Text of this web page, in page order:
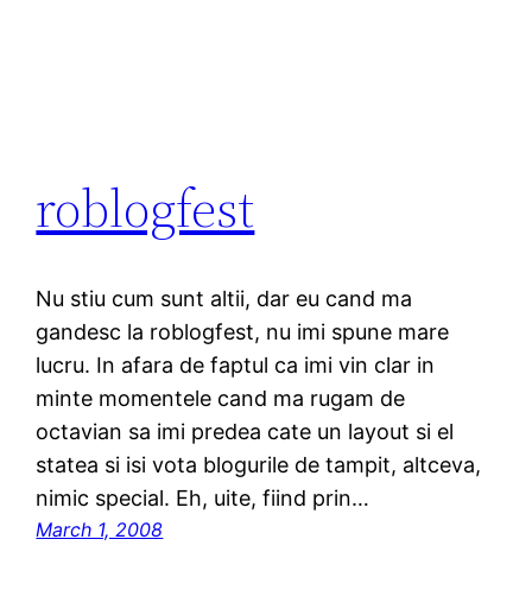
roblogfest
Nu stiu cum sunt altii, dar eu cand ma
gandesc la roblogfest, nu imi spune mare
lucru. In afara de faptul ca imi vin clar in
minte momentele cand ma rugam de
octavian sa imi predea cate un layout si el
statea si isi vota blogurile de tampit, altceva,
nimic special. Eh, uite, fiind prin…
March 1, 2008